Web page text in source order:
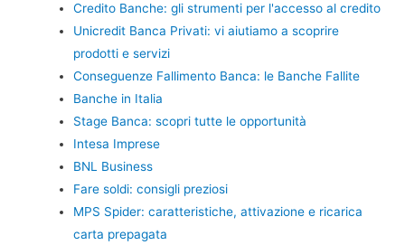
Credito Banche: gli strumenti per l'accesso al credito
Unicredit Banca Privati: vi aiutiamo a scoprire
prodotti e servizi
Conseguenze Fallimento Banca: le Banche Fallite
Banche in Italia
Stage Banca: scopri tutte le opportunità
Intesa Imprese
BNL Business
Fare soldi: consigli preziosi
MPS Spider: caratteristiche, attivazione e ricarica
carta prepagata